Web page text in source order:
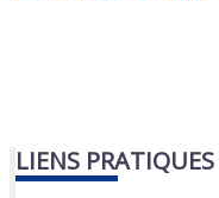
LIENS PRATIQUES